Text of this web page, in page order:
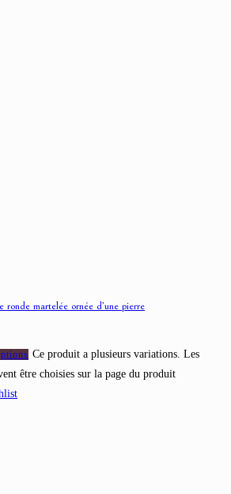
ronde martelée ornée d’une pierre
Ce produit a plusieurs variations. Les
être choisies sur la page du produit